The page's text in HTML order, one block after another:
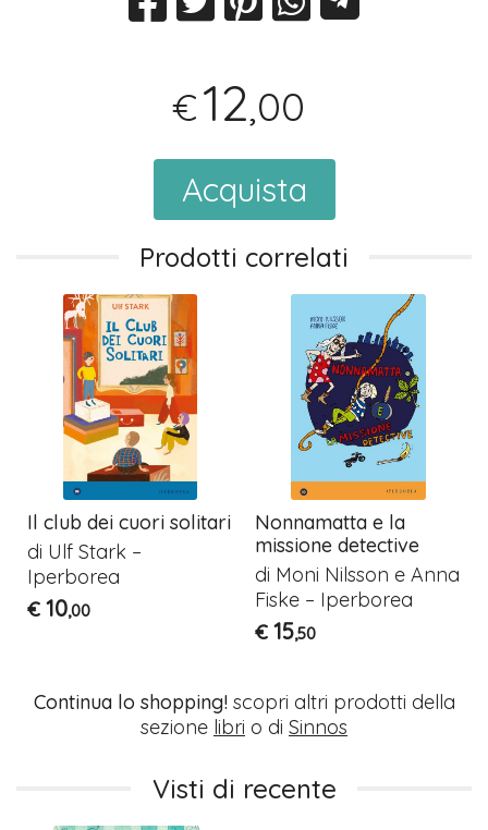
€12,00
Acquista
Prodotti correlati
Il club dei cuori solitari
di Ulf Stark –
Iperborea
€ 10,00
Nonnamatta e la
missione detective
di Moni Nilsson e Anna
Fiske – Iperborea
€ 15,50
Continua lo shopping!scopri altri prodotti della
sezione libri o di Sinnos
Visti di recente